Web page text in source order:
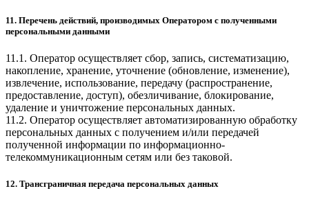
11. Перечень действий, производимых Оператором с полученными
персональными данными
11.1. Оператор осуществляет сбор, запись, систематизацию,
накопление, хранение, уточнение (обновление, изменение),
извлечение, использование, передачу (распространение,
предоставление, доступ), обезличивание, блокирование,
удаление и уничтожение персональных данных.
11.2. Оператор осуществляет автоматизированную обработку
персональных данных с получением и/или передачей
полученной информации по информационно-
телекоммуникационным сетям или без таковой.
12. Трансграничная передача персональных данных